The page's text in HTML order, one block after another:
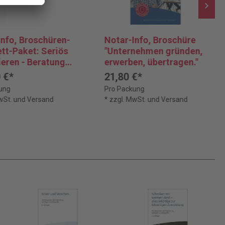
Broschüren-
Paket: Seriös
- Beratung
Der Notar
€*
und Versand
Notar-Info, Broschüre
"Unternehmen gründen,
erwerben, übertragen."
21,80 €*
Pro Packung
* zzgl. MwSt. und Versand